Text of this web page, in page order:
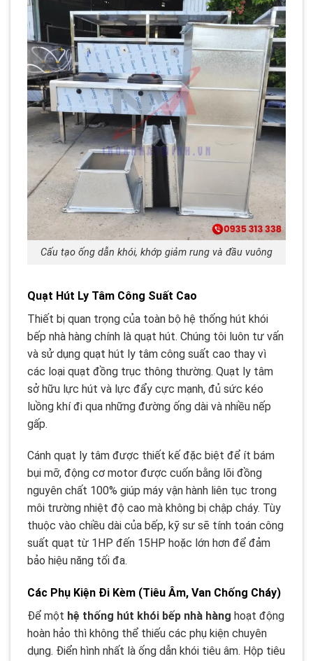
Cấu tạo ống dẫn khói, khớp giảm rung và đầu vuông
Quạt Hút Ly Tâm Công Suất Cao
Thiết bị quan trọng của toàn bộ hệ thống hút khói
bếp nhà hàng chính là quạt hút. Chúng tôi luôn tư vấn
và sử dụng quạt hút ly tâm công suất cao thay vì
các loại quạt đồng trục thông thường. Quạt ly tâm
sở hữu lực hút và lực đẩy cực mạnh, đủ sức kéo
luồng khí đi qua những đường ống dài và nhiều nếp
gấp.
Cánh quạt ly tâm được thiết kế đặc biệt để ít bám
bụi mỡ, động cơ motor được cuốn bằng lõi đồng
nguyên chất 100% giúp máy vận hành liên tục trong
môi trường nhiệt độ cao mà không bị chập cháy. Tùy
thuộc vào chiều dài của bếp, kỹ sư sẽ tính toán công
suất quạt từ 1HP đến 15HP hoặc lớn hơn để đảm
bảo hiệu năng tối đa.
Các Phụ Kiện Đi Kèm (Tiêu Âm, Van Chống Cháy)
Để một hệ thống hút khói bếp nhà hàng hoạt động
hoàn hảo thì không thể thiếu các phụ kiện chuyên
dụng. Điển hình nhất là ống dẫn khói tiêu âm. Hộp tiêu